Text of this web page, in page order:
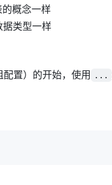
概念一样
类型一样
置）的开始，使用 ...